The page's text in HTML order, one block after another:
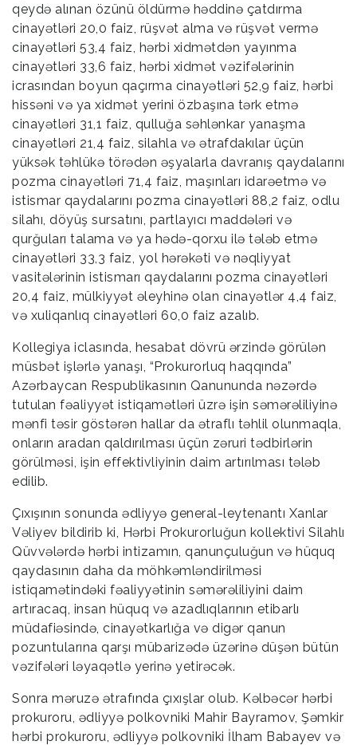
qeydə alınan özünü öldürmə həddinə çatdırma
cinayətləri 20,0 faiz, rüşvət alma və rüşvət vermə
cinayətləri 53,4 faiz, hərbi xidmətdən yayınma
cinayətləri 33,6 faiz, hərbi xidmət vəzifələrinin
icrasından boyun qaçırma cinayətləri 52,9 faiz, hərbi
hissəni və ya xidmət yerini özbaşına tərk etmə
cinayətləri 31,1 faiz, qulluğa səhlənkar yanaşma
cinayətləri 21,4 faiz, silahla və ətrafdakılar üçün
yüksək təhlükə törədən əşyalarla davranış qaydalarını
pozma cinayətləri 71,4 faiz, maşınları idarəetmə və
istismar qaydalarını pozma cinayətləri 88,2 faiz, odlu
silahı, döyüş sursatını, partlayıcı maddələri və
qurğuları talama və ya hədə-qorxu ilə tələb etmə
cinayətləri 33,3 faiz, yol hərəkəti və nəqliyyat
vasitələrinin istismarı qaydalarını pozma cinayətləri
20,4 faiz, mülkiyyət əleyhinə olan cinayətlər 4,4 faiz,
və xuliqanlıq cinayətləri 60,0 faiz azalıb.
Kollegiya iclasında, hesabat dövrü ərzində görülən
müsbət işlərlə yanaşı, “Prokurorluq haqqında”
Azərbaycan Respublikasının Qanununda nəzərdə
tutulan fəaliyyət istiqamətləri üzrə işin səmərəliliyinə
mənfi təsir göstərən hallar da ətraflı təhlil olunmaqla,
onların aradan qaldırılması üçün zəruri tədbirlərin
görülməsi, işin effektivliyinin daim artırılması tələb
edilib.
Çıxışının sonunda ədliyyə general-leytenantı Xanlar
Vəliyev bildirib ki, Hərbi Prokurorluğun kollektivi Silahlı
Qüvvələrdə hərbi intizamın, qanunçuluğun və hüquq
qaydasının daha da möhkəmləndirilməsi
istiqamətindəki fəaliyyətinin səmərəliliyini daim
artıracaq, insan hüquq və azadlıqlarının etibarlı
müdafiəsində, cinayətkarlığa və digər qanun
pozuntularına qarşı mübarizədə üzərinə düşən bütün
vəzifələri ləyaqətlə yerinə yetirəcək.
Sonra məruzə ətrafında çıxışlar olub. Kəlbəcər hərbi
prokuroru, ədliyyə polkovniki Mahir Bayramov, Şəmkir
hərbi prokuroru, ədliyyə polkovniki İlham Babayev və